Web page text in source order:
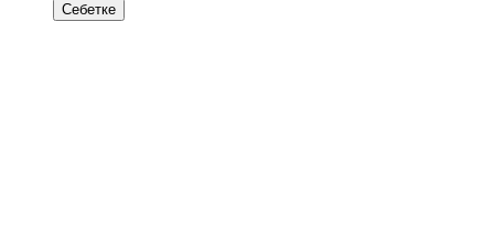
Себетке